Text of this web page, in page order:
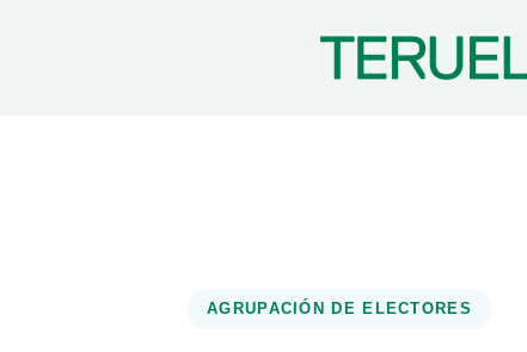
AGRUPACIÓN DE ELECTORES